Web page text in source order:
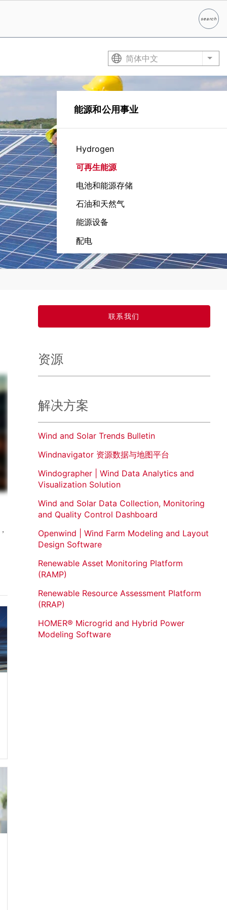
searchSearch
简体中文 List
能源和公用事业
Hydrogen
可再生能源
电池和能源存储
石油和天然气
能源设备
配电
联系我们
资源
解决方案
Wind and Solar Trends Bulletin
Windnavigator 资源数据与地图平台
Windographer | Wind Data Analytics and
Visualization Solution
Wind and Solar Data Collection, Monitoring
and Quality Control Dashboard
Openwind | Wind Farm Modeling and Layout
Design Software
Renewable Asset Monitoring Platform
(RAMP)
Renewable Resource Assessment Platform
(RRAP)
HOMER® Microgrid and Hybrid Power
Modeling Software